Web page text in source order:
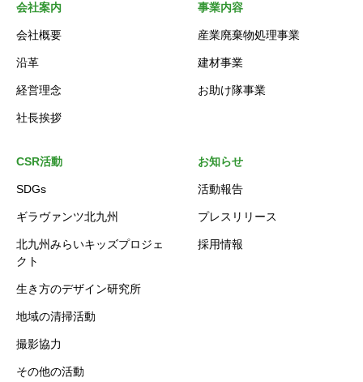
会社案内
会社概要
沿革
経営理念
社長挨拶
事業内容
産業廃棄物処理事業
建材事業
お助け隊事業
CSR活動
SDGs
ギラヴァンツ北九州
北九州みらいキッズプロジェ
クト
生き方のデザイン研究所
地域の清掃活動
撮影協力
その他の活動
お知らせ
活動報告
プレスリリース
採用情報